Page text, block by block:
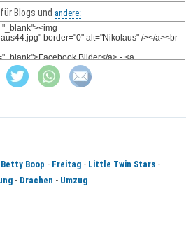
Blogs und andere:
Betty Boop - Freitag - Little Twin Stars -
- Drachen - Umzug